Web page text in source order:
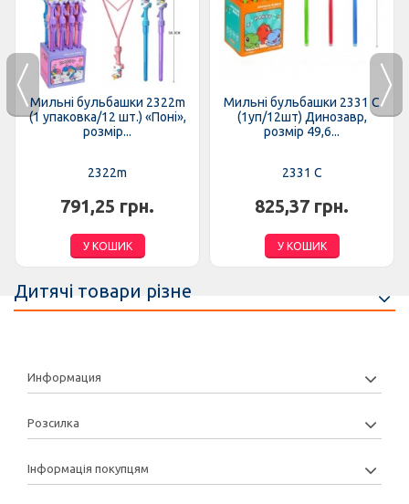
Мильні бульбашки 2322m
(1 упаковка/12 шт.) «Поні»,
розмір...
2322m
791,25 грн.
У КОШИК
Мильні бульбашки 2331 C
(1уп/12шт) Динозавр,
розмір 49,6...
2331 C
825,37 грн.
У КОШИК
Дитячі товари різне
Информация
Розсилка
Інформація покупцям